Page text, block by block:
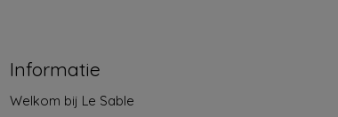
Informatie
Welkom bij Le Sable